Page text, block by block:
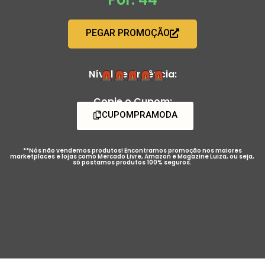
PEGAR PROMOÇÃO
Nível de Urgência:
Copie o Cupom:
CUPOMPRAMODA
**Nós não vendemos produtos! Encontramos promoção nos maiores
marketplaces e lojas como Mercado Livre, Amazon e Magazine Luiza, ou seja,
só postamos produtos 100% seguros.